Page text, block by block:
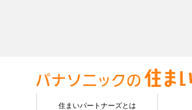
住まいパートナーズとは